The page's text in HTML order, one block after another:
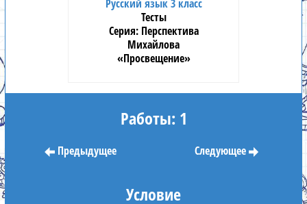
Русский язык 3 класс
Тесты
Перспектива
Михайлова
«Просвещение»
Работы: 1
Предыдущее Следующее
Условие